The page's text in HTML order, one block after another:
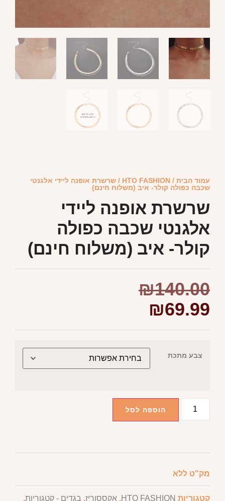
עמוד הבית /
HTO FASHION / שרשרת אופנה ליידי אלגנטי
שכבה כפולה קולר- איב (משלוח חינם)
שרשרת אופנה ליידי
אלגנטי שכבה כפולה
קולר- איב (משלוח חינם)
₪140.00
₪69.99
צבע מתכת
הוספה לסל
מק"ט ללא
קטגוריות HTO FASHION
, אקססוריז, בגדים - קטגוריות,